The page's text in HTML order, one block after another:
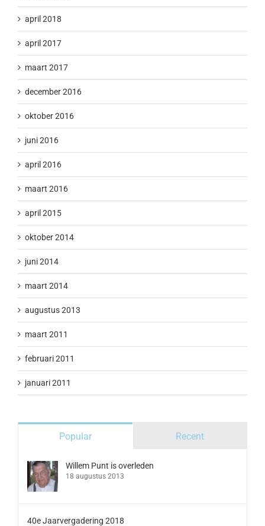
april 2018
april 2017
maart 2017
december 2016
oktober 2016
juni 2016
april 2016
maart 2016
april 2015
oktober 2014
juni 2014
maart 2014
augustus 2013
maart 2011
februari 2011
januari 2011
Popular Recent
Willem Punt is overleden
18 augustus 2013
40e Jaarvergadering 2018